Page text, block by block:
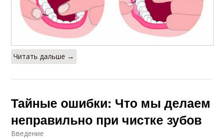
Читать дальше →
Тайные ошибки: Что мы делаем
неправильно при чистке зубов
Введение